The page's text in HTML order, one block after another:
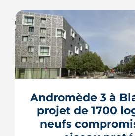
Andromède 3 à
projet de 1700
neufs